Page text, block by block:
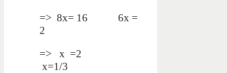
=> 8x= 16 6x =
2
=> x =2
x=1/3